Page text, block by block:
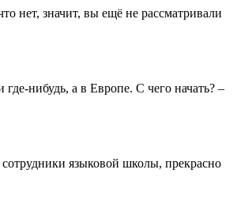
нет, значит, вы ещё не рассматривали
нибудь, а в Европе. С чего начать? –
языковой школы, прекрасно